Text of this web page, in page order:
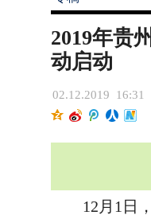
2019年贵
动启动
02.12.2019 16:31
12月1日，